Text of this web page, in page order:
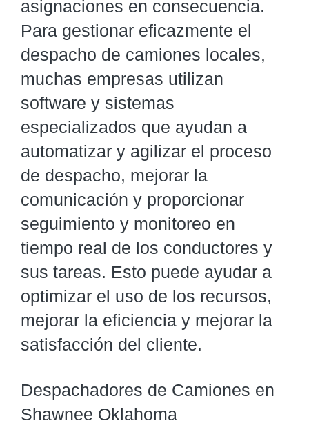
asignaciones en consecuencia.
Para gestionar eficazmente el
despacho de camiones locales,
muchas empresas utilizan
software y sistemas
especializados que ayudan a
automatizar y agilizar el proceso
de despacho, mejorar la
comunicación y proporcionar
seguimiento y monitoreo en
tiempo real de los conductores y
sus tareas. Esto puede ayudar a
optimizar el uso de los recursos,
mejorar la eficiencia y mejorar la
satisfacción del cliente.
Despachadores de Camiones en
Shawnee Oklahoma